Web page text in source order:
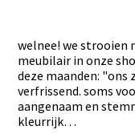
welnee! we strooien
meubilair in onze
deze maanden: "ons
verfrissend. soms
aangenaam en
kleurrijk…